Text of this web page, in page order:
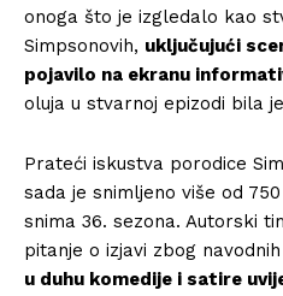
onoga što je izgledalo kao
Simpsonovih, uključujući
pojavilo na ekranu
oluja u stvarnoj epizodi bila
Prateći iskustva porodice
sada je snimljeno više od
snima 36. sezona. Autorski
pitanje o izjavi zbog
u duhu komedije i satire